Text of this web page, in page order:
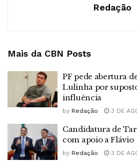
Redação
Mais da CBN Posts
PF pede abertura
Lulinha por
influência
by Redação 3 DE
Candidatura de
com apoio a Flávio
by Redação 3 DE